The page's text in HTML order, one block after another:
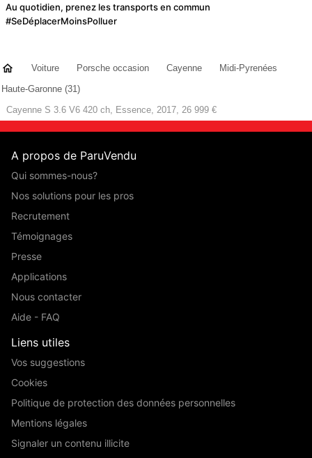
Au quotidien, prenez les transports en commun
#SeDéplacerMoinsPolluer
Voiture Porsche occasion Cayenne
Midi-Pyrenées
Haute-Garonne (31)
Cayenne S 3.6 V6 420 ch, Essence, 2017, 26 999 €
A propos de ParuVendu
Qui sommes-nous?
Nos solutions pour les pros
Recrutement
Témoignages
Presse
Applications
Nous contacter
Aide - FAQ
Liens utiles
Vos suggestions
Cookies
Politique de protection des données personnelles
Mentions légales
Signaler un contenu illicite